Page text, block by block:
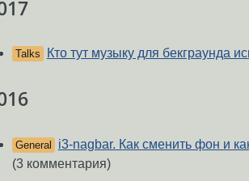
Talks Кто тут музыку для бекграунда
General
i3-nagbar. Как сменить фон и
(3 комментария)